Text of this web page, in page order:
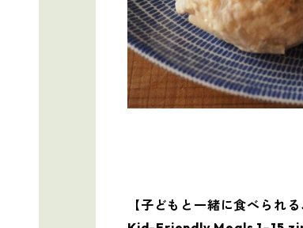
【子どもと一緒に食べられ